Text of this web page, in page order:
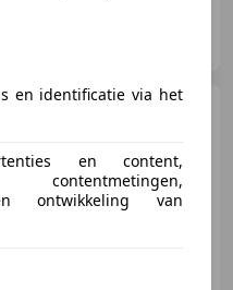
en identificatie via het
en content,
ontwikkeling van